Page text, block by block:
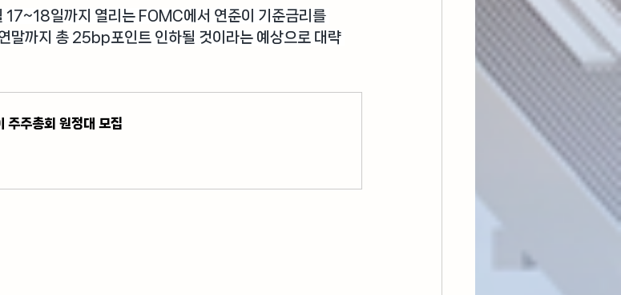
17~18일까지 열리는 FOMC에서 연준이 기준금리를
말까지 총 25bp포인트 인하될 것이라는 예상으로 대략
주총회 원정대 모집